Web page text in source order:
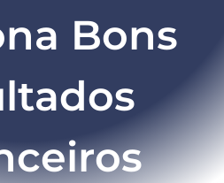
Bons